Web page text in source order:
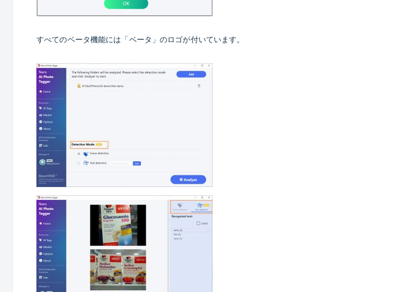
すべてのベータ機能には「ベータ」のロゴが付いています。